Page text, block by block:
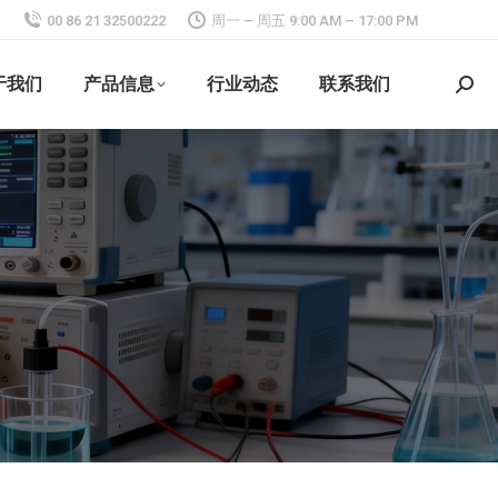
00 86 21 32500222 周一 – 周五 9:00 AM – 17:00 PM
我们 产品信息 行业动态 联系我们
搜